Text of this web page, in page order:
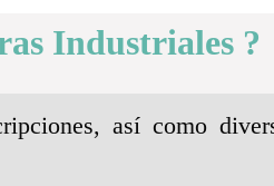
Industriales ?
así como